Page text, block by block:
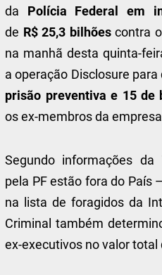
da Polícia Federal em
de R$ 25,3 bilhõescontra o
na manhã desta quinta-
a operação Disclosure
prisão preventiva e 15 de
os ex-membros da
Segundo informações da
pela PF estão fora do País
na lista de foragidos da
Criminal também
ex-executivos no valor total